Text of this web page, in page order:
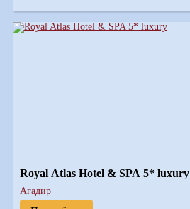
Royal Atlas Hotel & SPA 5* luxury
Агадир